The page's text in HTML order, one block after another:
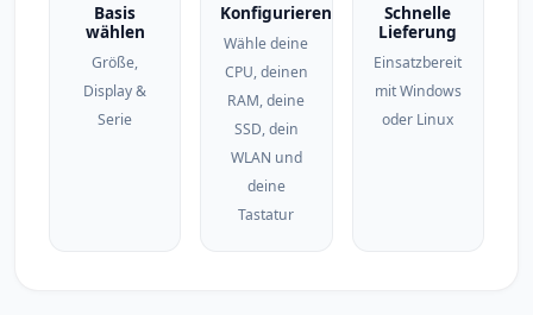
Basis
wählen
Größe,
Display &
Serie
Konfigurieren
Wähle deine
CPU, deinen
RAM, deine
SSD, dein
WLAN und
deine
Tastatur
Schnelle
Lieferung
Einsatzbereit
mit Windows
oder Linux